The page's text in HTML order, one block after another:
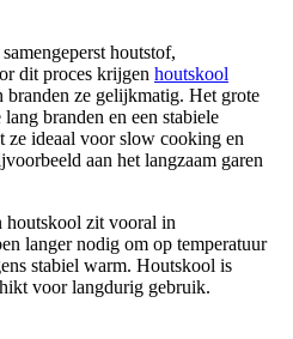
houtstof,
dit proces krijgen houtskool
branden ze gelijkmatig. Het grote
branden en een stabiele
ze ideaal voor slow cooking en
aan het langzaam garen
houtskool zit vooral in
langer nodig om op temperatuur
stabiel warm. Houtskool is
voor langdurig gebruik.